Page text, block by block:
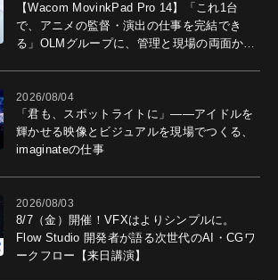
【Wacom MovinkPad Pro 14】「これ1台
で、アニメの監督・演出の仕事を完結でき
る」OLMグループに、管理と現場の両面から
2026/08/04
「君も、スポットライトに」――アイドルを
輝かせる映像とビジュアルを現場でつくる、
imaginateの仕事
2026/08/03
8/7（金）開催！VFXはよりシンプルに。
Flow Studio 開発者が語る次世代のAI・CGワ
ークフロー【来日講演】